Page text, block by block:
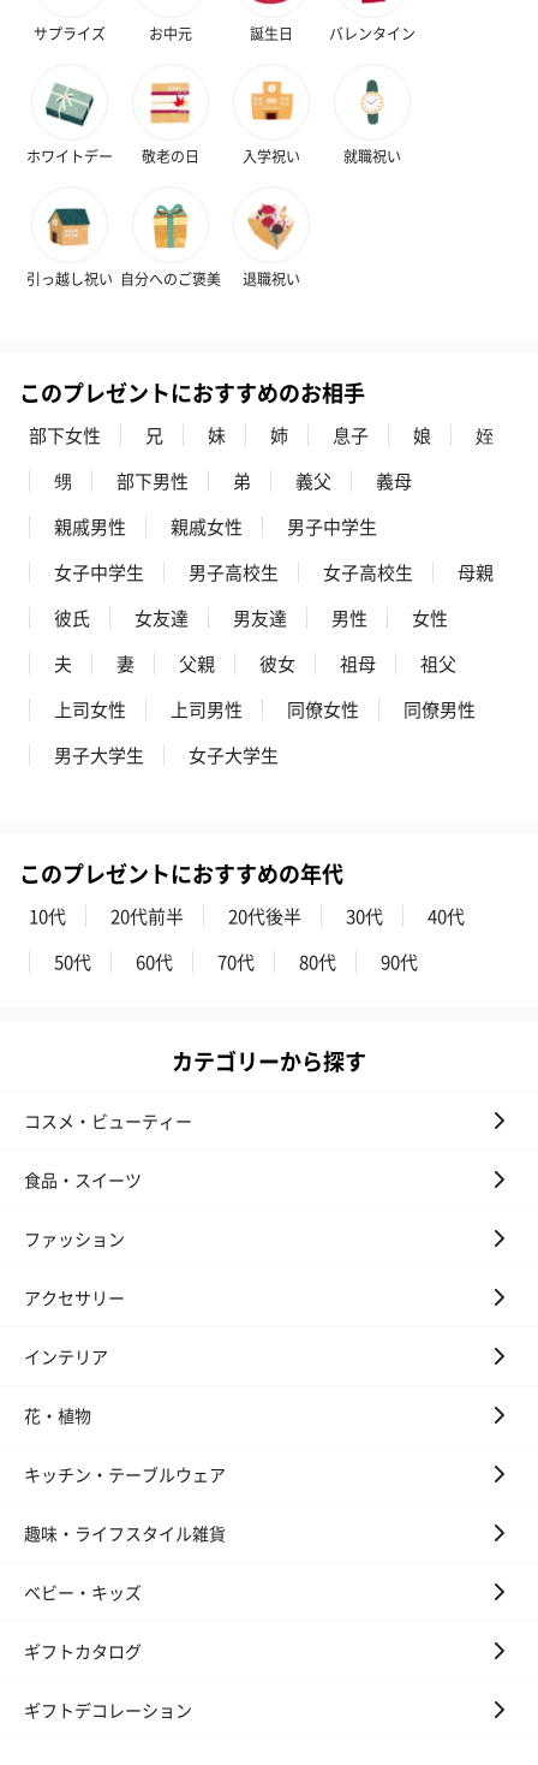
サプライズ お中元 誕生日 バレンタイン
ホワイトデー 敬老の日 入学祝い 就職祝い
引っ越し祝い 自分へのご褒美 退職祝い
このプレゼントにおすすめのお相手
部下女性 兄 妹 姉 息子 娘
姪
甥
部下男性 弟 義父
義母
親戚男性
親戚女性
男子中学生
女子中学生
男子高校生 女子高校生
母親
彼氏
女友達 男友達 男性
女性
夫
妻 父親 彼女 祖母
祖父
上司女性
上司男性 同僚女性
同僚男性
男子大学生
女子大学生
このプレゼントにおすすめの年代
10代 20代前半 20代後半 30代
40代
50代
60代 70代 80代 90代
カテゴリーから探す
コスメ・ビューティー
食品・スイーツ
ファッション
アクセサリー
インテリア
花・植物
キッチン・テーブルウェア
趣味・ライフスタイル雑貨
ベビー・キッズ
ギフトカタログ
ギフトデコレーション